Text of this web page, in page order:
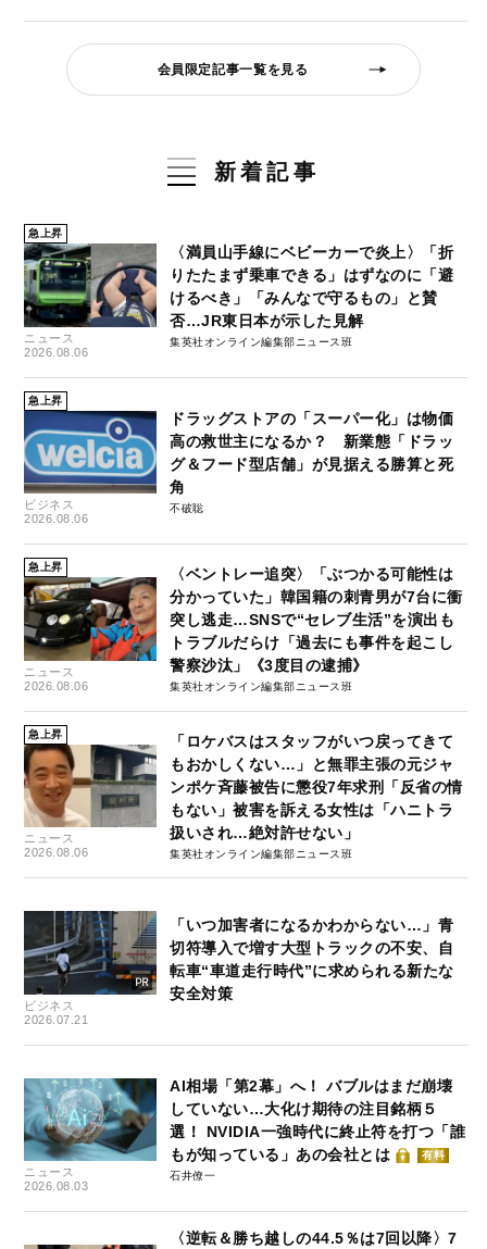
会員限定記事一覧を見る
新着記事
急上昇
ニュース
2026.08.06
〈満員山手線にベビーカーで炎上〉「折
りたたまず乗車できる」はずなのに「避
けるべき」「みんなで守るもの」と賛
否…JR東日本が示した見解
集英社オンライン編集部ニュース班
急上昇
ビジネス
2026.08.06
ドラッグストアの「スーパー化」は物価
高の救世主になるか？ 新業態「ドラッ
グ＆フード型店舗」が見据える勝算と死
角
不破聡
急上昇
ニュース
2026.08.06
〈ベントレー追突〉「ぶつかる可能性は
分かっていた」韓国籍の刺青男が7台に衝
突し逃走…SNSで“セレブ生活”を演出も
トラブルだらけ「過去にも事件を起こし
警察沙汰」《3度目の逮捕》
集英社オンライン編集部ニュース班
急上昇
ニュース
2026.08.06
「ロケバスはスタッフがいつ戻ってきて
もおかしくない…」と無罪主張の元ジャ
ンポケ斉藤被告に懲役7年求刑「反省の情
もない」被害を訴える女性は「ハニトラ
扱いされ…絶対許せない」
集英社オンライン編集部ニュース班
ビジネス
2026.07.21
「いつ加害者になるかわからない…」青
切符導入で増す大型トラックの不安、自
転車“車道走行時代”に求められる新たな
安全対策
ニュース
2026.08.03
AI相場「第2幕」へ！ バブルはまだ崩壊
していない…大化け期待の注目銘柄５
選！ NVIDIA一強時代に終止符を打つ「誰
もが知っている」あの会社とは
有料
石井僚一
〈逆転＆勝ち越しの44.5％は7回以降〉7